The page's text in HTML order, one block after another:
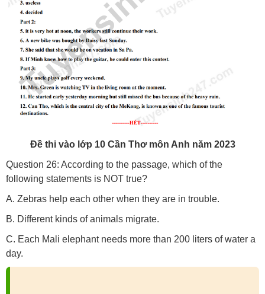
Đề thi vào lớp 10 Cần Thơ môn Anh năm 2023
Question 26: According to the passage, which of the
following statements is NOT true?
A. Zebras help each other when they are in trouble.
B. Different kinds of animals migrate.
C. Each Mali elephant needs more than 200 liters of water a
day.